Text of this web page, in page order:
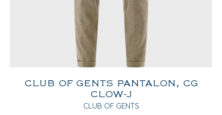
CLUB OF GENTS PANTALON, CG
CLOW-J
CLUB OF GENTS